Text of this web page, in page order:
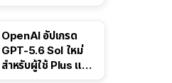
OpenAI อัปเกรด
GPT-5.6 Sol ใหม่
สำหรับผู้ใช้ Plus และ